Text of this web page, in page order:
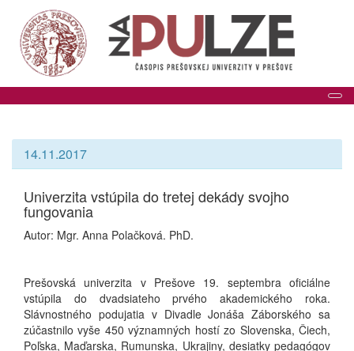
14.11.2017
Univerzita vstúpila do tretej dekády svojho
fungovania
Autor: Mgr. Anna Polačková. PhD.
Prešovská univerzita v Prešove 19. septembra oficiálne
vstúpila do dvadsiateho prvého akademického roka.
Slávnostného podujatia v Divadle Jonáša Záborského sa
zúčastnilo vyše 450 významných hostí zo Slovenska, Čiech,
Poľska, Maďarska, Rumunska, Ukrajiny, desiatky pedagógov